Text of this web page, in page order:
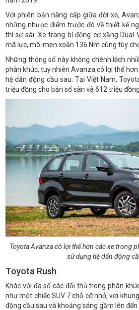
Với phiên bản nâng cấp giữa đời xe,
những nhược điểm trước đó về thiết kế
thì sơ sài. Xe trang bị động cơ xăng Dual
mã lực, mô-men xoắn 136 Nm cùng tùy
Những thông số này không chênh lệch
phân khúc, tuy nhiên Avanza có lợi thế
hệ dẫn động cầu sau. Tại Việt Nam,
triệu đồng cho bản số sàn và 612 triệu
Toyota Avanza có lợi thế hơn các xe trong
sử dụng hệ dẫn động
Toyota Rush
Khác với đa số các đối thủ trong phân
như một chiếc SUV 7 chỗ cỡ nhỏ, với
động cầu sau và khoảng sáng gầm lên